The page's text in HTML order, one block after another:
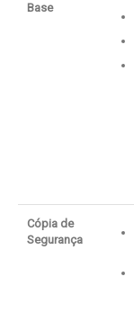
Base
Cópia de
Segurança